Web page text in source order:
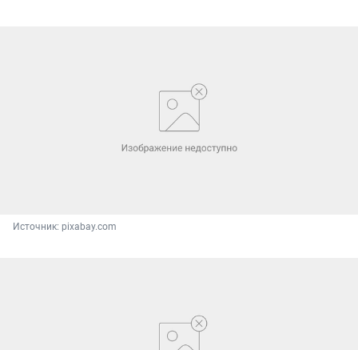
Источник: pixabay.com